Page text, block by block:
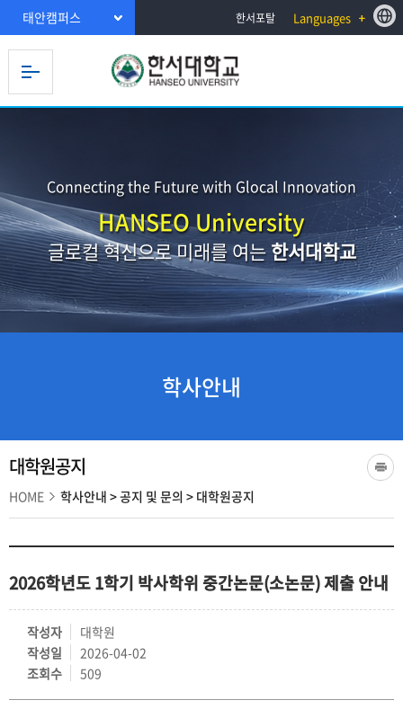
태안캠퍼스 한서포탈 Languages
Connecting the Future with Glocal Innovation
HANSEO University
글로컬 혁신으로 미래를 여는한서대학교
학사안내
대학원공지
HOME 학사안내 >공지 및 문의 > 대학원공지
2026학년도 1학기 박사학위 중간논문(소논문) 제출 안내
작성자
대학원
작성일
2026-04-02
조회수
509